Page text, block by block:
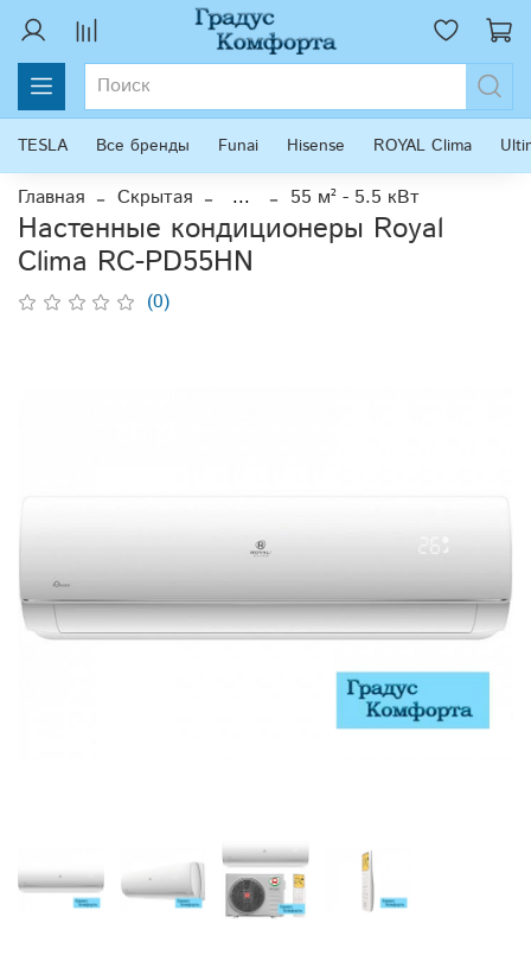
TESLA Все бренды Funai Hisense ROYAL Clima
Главная Скрытая ... 55 м² - 5.5 кВт
Настенные кондиционеры Royal
Clima RC-PD55HN
(0)